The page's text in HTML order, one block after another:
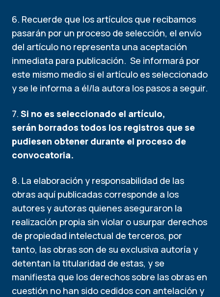
6. Recuerde que los artículos que recibamos
pasarán por un proceso de selección, el envío
del artículo no representa una aceptación
inmediata para publicación. Se informará por
este mismo medio si el artículo es seleccionado
y se le informa a él/la autora los pasos a seguir.
7. Si no es seleccionado el artículo,
serán borrados todos los registros que se
pudiesen obtener durante el proceso de
convocatoria.
8. La elaboración y responsabilidad de las
obras aquí publicadas corresponde a los
autores y autoras quienes aseguraron la
realización propia sin violar o usurpar derechos
de propiedad intelectual de terceros, por
tanto, las obras son de su exclusiva autoría y
detentan la titularidad de estas, y se
manifiesta que los derechos sobre las obras en
cuestión no han sido cedidos con antelación y